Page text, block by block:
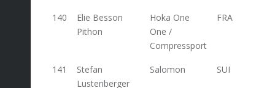
140
Elie Besson
Pithon
Hoka One
One /
Compressport
FRA
141
Stefan
Lustenberger
Salomon SUI